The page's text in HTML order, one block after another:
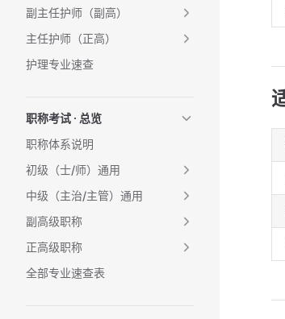
副主任护师（副高）
主任护师（正高）
护理专业速查
职称考试 · 总览
职称体系说明
初级（士/师）通用
中级（主治/主管）通用
副高级职称
正高级职称
全部专业速查表